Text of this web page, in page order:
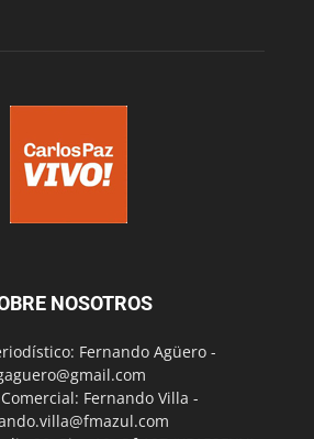
NOSOTROS
Fernando Agüero -
Fernando Villa -